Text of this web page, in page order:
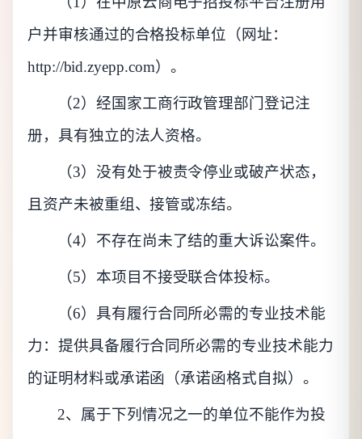
户并审核通过的合格投标单位（网址：
http://bid.zyepp.com）。
（2）经国家工商行政管理部门登记注
册，具有独立的法人资格。
（3）没有处于被责令停业或破产状态，
且资产未被重组、接管或冻结。
（4）不存在尚未了结的重大诉讼案件。
（5）本项目不接受联合体投标。
（6）具有履行合同所必需的专业技术能
力：提供具备履行合同所必需的专业技术能力
的证明材料或承诺函（承诺函格式自拟）。
2、属于下列情况之一的单位不能作为投